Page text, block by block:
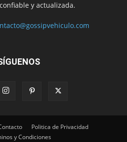
y actualizada.
Politica de Privacidad
y Condiciones